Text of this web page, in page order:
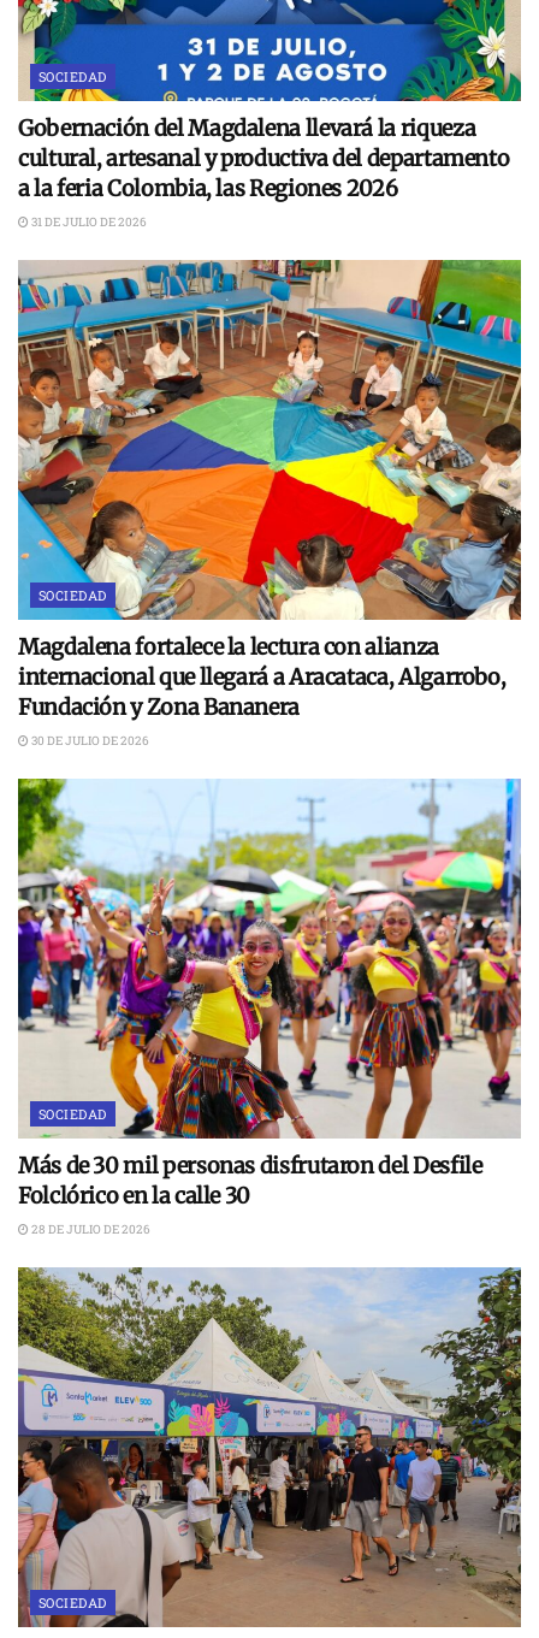
SOCIEDAD
Gobernación del Magdalena llevará la riqueza
cultural, artesanal y productiva del departamento
a la feria Colombia, las Regiones 2026
31 DE JULIO DE 2026
SOCIEDAD
Magdalena fortalece la lectura con alianza
internacional que llegará a Aracataca, Algarrobo,
Fundación y Zona Bananera
30 DE JULIO DE 2026
SOCIEDAD
Más de 30 mil personas disfrutaron del Desfile
Folclórico en la calle 30
28 DE JULIO DE 2026
SOCIEDAD